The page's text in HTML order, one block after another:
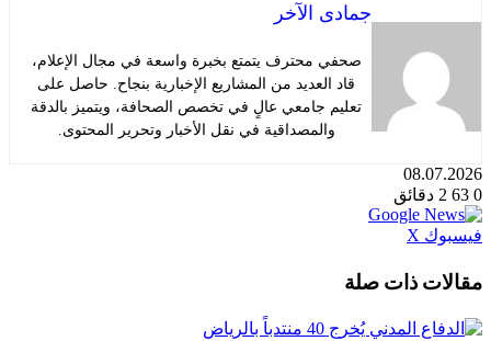
جمادى الآخر
صحفي محترف يتمتع بخبرة واسعة في مجال الإعلام،
قاد العديد من المشاريع الإخبارية بنجاح. حاصل على
تعليم جامعي عالٍ في تخصص الصحافة، ويتميز بالدقة
والمصداقية في نقل الأخبار وتحرير المحتوى.
08.07.2026
0
2 دقائق
فيسبوك X
البريد
مقالات ذات صلة